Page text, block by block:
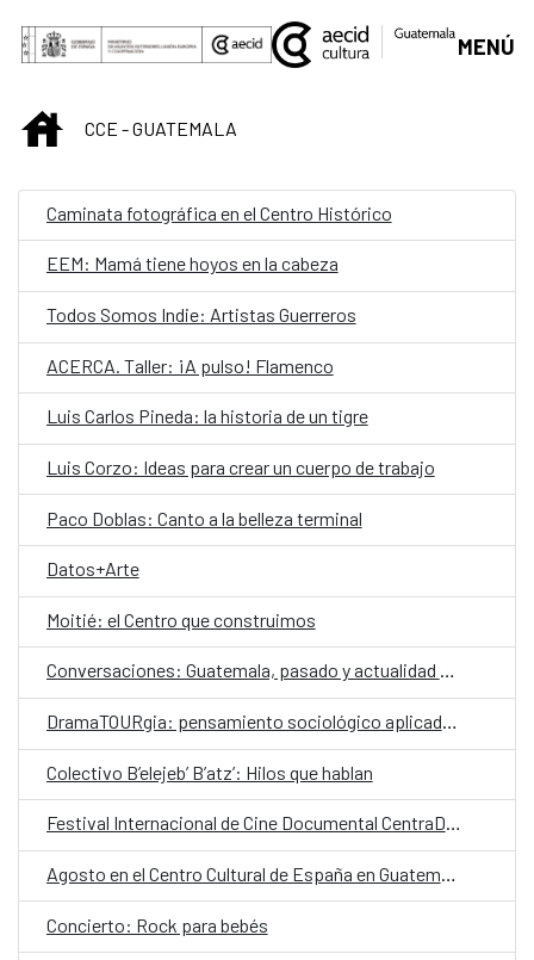
Saltar al contenido principal
MENÚ
INICIOCCE - GUATEMALA
Caminata fotográfica en el Centro Histórico
EEM: Mamá tiene hoyos en la cabeza
Todos Somos Indie: Artistas Guerreros
ACERCA. Taller: ¡A pulso! Flamenco
Luis Carlos Pineda: la historia de un tigre
Luis Corzo: Ideas para crear un cuerpo de trabajo
Paco Doblas: Canto a la belleza terminal
Datos+Arte
Moitié: el Centro que construimos
Conversaciones: Guatemala, pasado y actualidad en el valle de La Ermita
DramaTOURgia: pensamiento sociológico aplicado a la creación escénica
Colectivo B’elejeb’ B’atz’: Hilos que hablan
Festival Internacional de Cine Documental CentraDoc
Agosto en el Centro Cultural de España en Guatemala
Concierto: Rock para bebés